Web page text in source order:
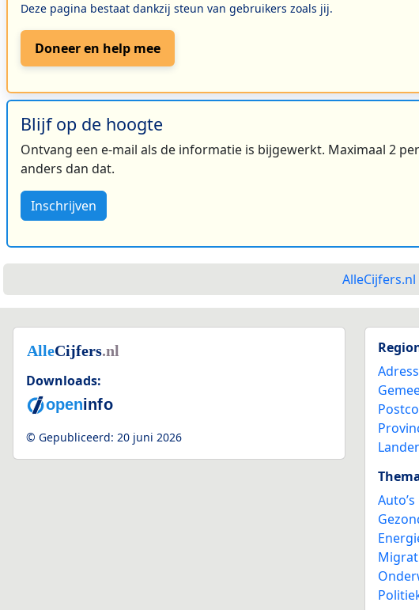
Deze pagina bestaat dankzij steun van gebruikers zoals jij.
Doneer en help mee
Blijf op de hoogte
Ontvang een e-mail als de informatie is bijgewerkt. Maximaal 2
anders dan dat.
Inschrijven
AlleCijfers.nl
Downloads:
© Gepubliceerd: 20 juni 2026
Auto’s